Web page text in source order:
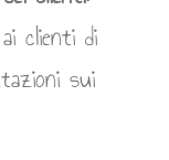
clienti di
sui